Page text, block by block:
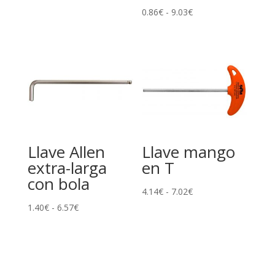
0.86€ - 9.03€Rango
hasta
Llave Allen
extra-larga
con bola
1.40€ - 6.57€Rango
Llave mango
en T
4.14€ - 7.02€Rango